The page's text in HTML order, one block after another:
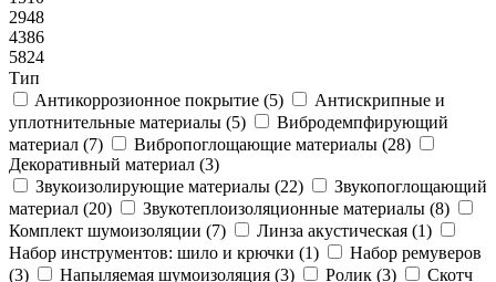
2948
4386
5824
Тип
Aнтикоррозионное покрытие (5)
Антискрипные и
уплотнительные материалы (5)
Вибродемпфирующий
материал (7) Вибропоглощающие материалы (28)
Декоративный материал (3)
Звукоизолирующие материалы (22)
Звукопоглощающий
материал (20) Звукотеплоизоляционные материалы (8)
Комплект шумоизоляции (7) Линза акустическая (1)
Набор инструментов: шило и крючки (1)
Набор ремуверов
(3) Напыляемая шумоизоляция (3) Ролик (3) Скотч